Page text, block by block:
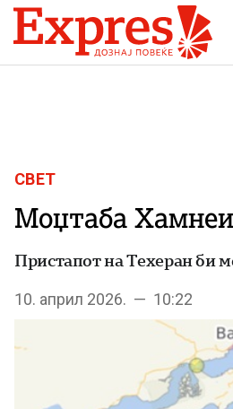
Skip to content
СВЕТ
Моџтаба Хамнеи
Пристапот на Техеран би
10. април 2026. — 10:22